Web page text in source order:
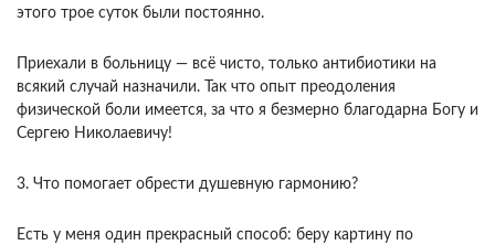
этого трое суток были постоянно.
Приехали в больницу — всё чисто, только антибиотики на
всякий случай назначили. Так что опыт преодоления
физической боли имеется, за что я безмерно благодарна Богу и
Сергею Николаевичу!
3. Что помогает обрести душевную гармонию?
Есть у меня один прекрасный способ: беру картину по